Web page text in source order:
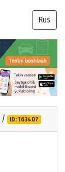
Rus
/ ID: 163407